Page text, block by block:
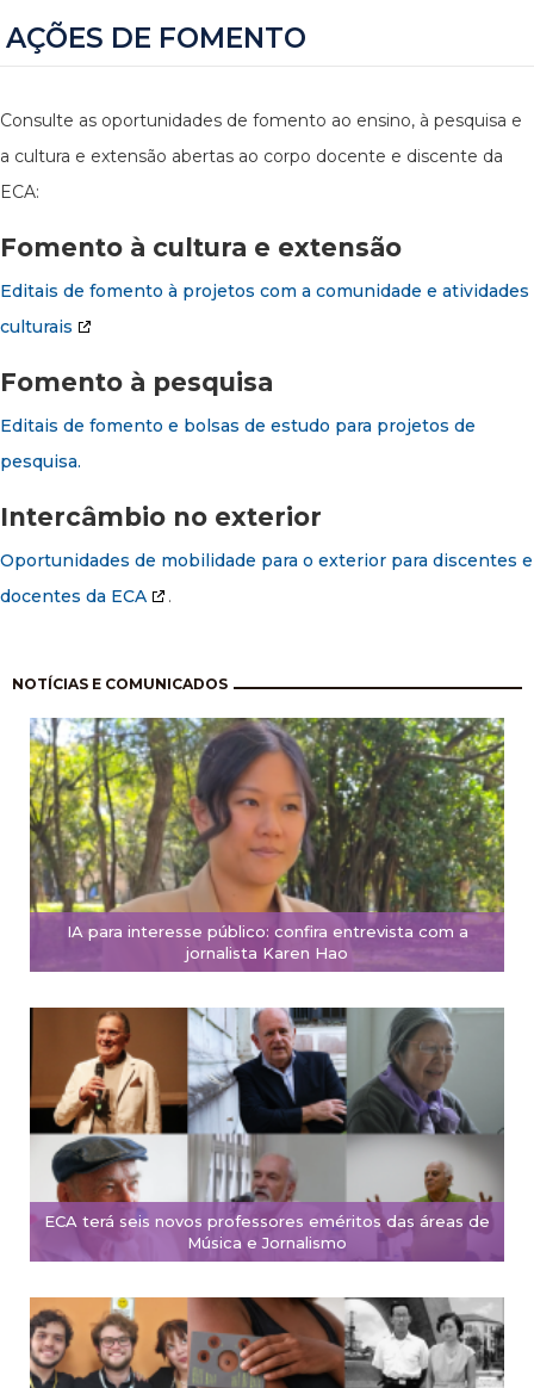
AÇÕES DE FOMENTO
Consulte as oportunidades de fomento ao ensino, à pesquisa e
a cultura e extensão abertas ao corpo docente e discente da
ECA:
Fomento à cultura e extensão
Editais de fomento à projetos com a comunidade e atividades
culturais
Fomento à pesquisa
Editais de fomento e bolsas de estudo para projetos de
pesquisa.
Intercâmbio no exterior
Oportunidades de mobilidade para o exterior para discentes e
docentes da ECA
.
NOTÍCIAS E COMUNICADOS
IA para interesse público: confira entrevista com a
jornalista Karen Hao
ECA terá seis novos professores eméritos das áreas de
Música e Jornalismo
Paginação